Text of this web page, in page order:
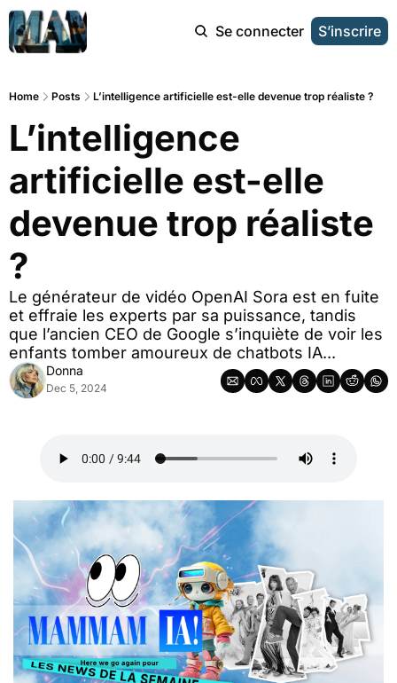
Se connecter S’inscrire
Home Posts L’intelligence artificielle est-elle devenue trop réaliste ?
L’intelligence
artificielle est-elle
devenue trop réaliste
?
Le générateur de vidéo OpenAI Sora est en fuite
et effraie les experts par sa puissance, tandis
que l’ancien CEO de Google s’inquiète de voir les
enfants tomber amoureux de chatbots IA...
Donna
Dec 5, 2024